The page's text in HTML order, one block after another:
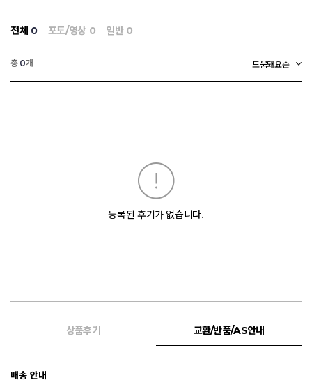
전체 0 포토/영상 0 일반 0
총 0개
등록된 후기가 없습니다.
상품후기 교환/반품/AS안내
배송 안내